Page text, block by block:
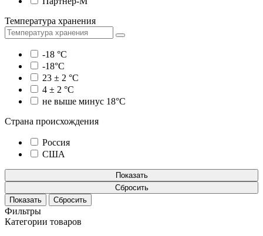
Температура хранения
-18 °C
-18°C
23 ± 2 °C
4 ± 2 °C
не выше минус 18°С
Страна происхождения
Россия
США
Показать Сбросить
Фильтры
Категории товаров